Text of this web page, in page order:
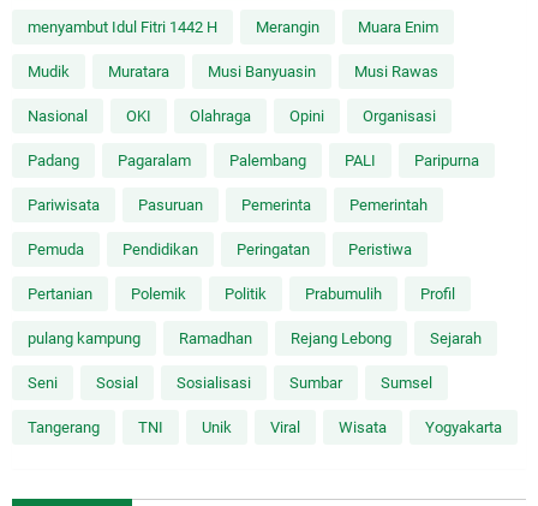
menyambut Idul Fitri 1442 H Merangin Muara Enim
Mudik Muratara Musi Banyuasin Musi Rawas
Nasional OKI Olahraga Opini Organisasi
Padang Pagaralam Palembang PALI Paripurna
Pariwisata Pasuruan Pemerinta Pemerintah
Pemuda Pendidikan Peringatan Peristiwa
Pertanian Polemik Politik Prabumulih Profil
pulang kampung Ramadhan Rejang Lebong Sejarah
Seni Sosial Sosialisasi Sumbar Sumsel
Tangerang TNI Unik Viral Wisata Yogyakarta